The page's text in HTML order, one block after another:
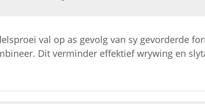
val op as gevolg van sy gevorderde
Dit verminder effektief wrywing en